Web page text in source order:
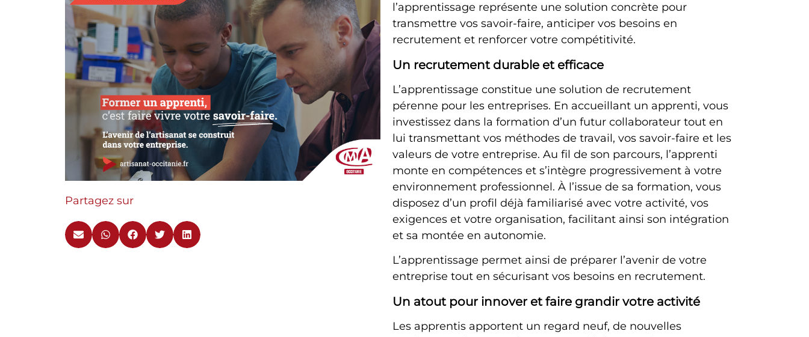
Partagez sur
l’apprentissage représente une solution concrète pour
transmettre vos savoir-faire, anticiper vos besoins en
recrutement et renforcer votre compétitivité.
Un recrutement durable et efficace
L’apprentissage constitue une solution de recrutement
pérenne pour les entreprises. En accueillant un apprenti, vous
investissez dans la formation d’un futur collaborateur tout en
lui transmettant vos méthodes de travail, vos savoir-faire et les
valeurs de votre entreprise. Au fil de son parcours, l’apprenti
monte en compétences et s’intègre progressivement à votre
environnement professionnel. À l’issue de sa formation, vous
disposez d’un profil déjà familiarisé avec votre activité, vos
exigences et votre organisation, facilitant ainsi son intégration
et sa montée en autonomie.
L’apprentissage permet ainsi de préparer l’avenir de votre
entreprise tout en sécurisant vos besoins en recrutement.
Un atout pour innover et faire grandir votre activité
Les apprentis apportent un regard neuf, de nouvelles